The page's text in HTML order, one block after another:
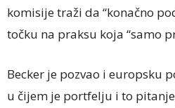
komisije traži da “konačno
točku na praksu koja “samo
Becker je pozvao i europsku
u čijem je portfelju i to